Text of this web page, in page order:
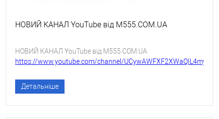
НОВИЙ КАНАЛ YouTube від M555.COM.UA
НОВИЙ КАНАЛ YouTube від M555.COM.UA
https://www.youtube.com/channel/
Детальніше